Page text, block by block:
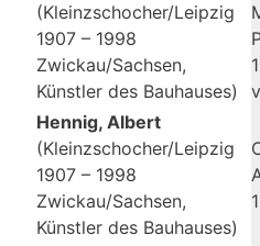
(Kleinzschocher/Leipzig
1907 – 1998
Zwickau/Sachsen,
Künstler des Bauhauses)
Hennig, Albert
(Kleinzschocher/Leipzig
1907 – 1998
Zwickau/Sachsen,
Künstler des Bauhauses)